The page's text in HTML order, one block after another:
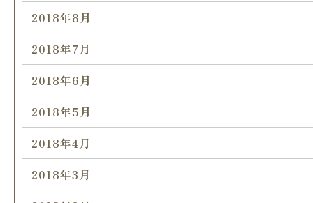
2018年8月
2018年7月
2018年6月
2018年5月
2018年4月
2018年3月